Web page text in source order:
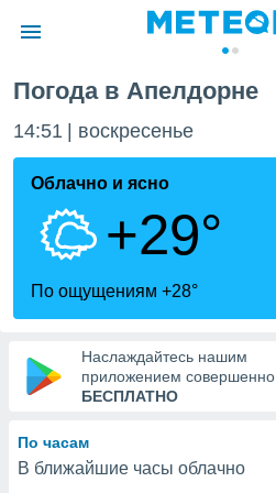
о
Вы можете
к этому
доступ
Погода в Апелдорне
14:51 воскресенье
Облачно и ясно
+29°
По ощущениям +28°
Наслаждайтесь нашим
приложением совершенно
БЕСПЛАТНО
По часам
В ближайшие часы облачно